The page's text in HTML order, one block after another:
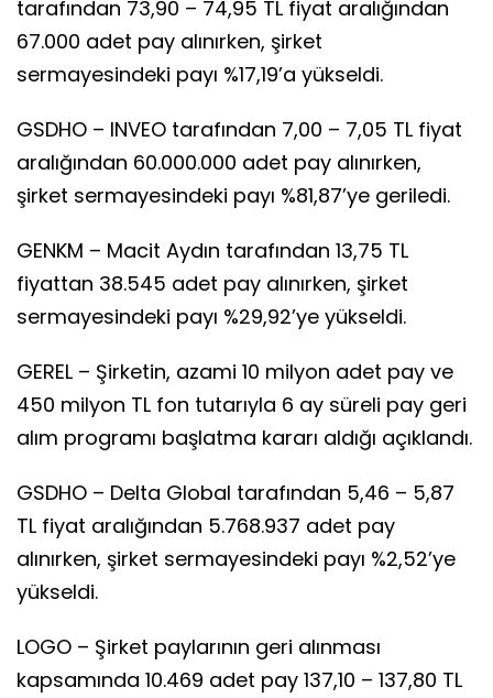
tarafından 73,90 – 74,95 TL fiyat aralığından
67.000 adet pay alınırken, şirket
sermayesindeki payı %17,19’a yükseldi.
GSDHO – INVEO tarafından 7,00 – 7,05 TL fiyat
aralığından 60.000.000 adet pay alınırken,
şirket sermayesindeki payı %81,87’ye geriledi.
GENKM – Macit Aydın tarafından 13,75 TL
fiyattan 38.545 adet pay alınırken, şirket
sermayesindeki payı %29,92’ye yükseldi.
GEREL – Şirketin, azami 10 milyon adet pay ve
450 milyon TL fon tutarıyla 6 ay süreli pay geri
alım programı başlatma kararı aldığı açıklandı.
GSDHO – Delta Global tarafından 5,46 – 5,87
TL fiyat aralığından 5.768.937 adet pay
alınırken, şirket sermayesindeki payı %2,52’ye
yükseldi.
LOGO – Şirket paylarının geri alınması
kapsamında 10.469 adet pay 137,10 – 137,80 TL